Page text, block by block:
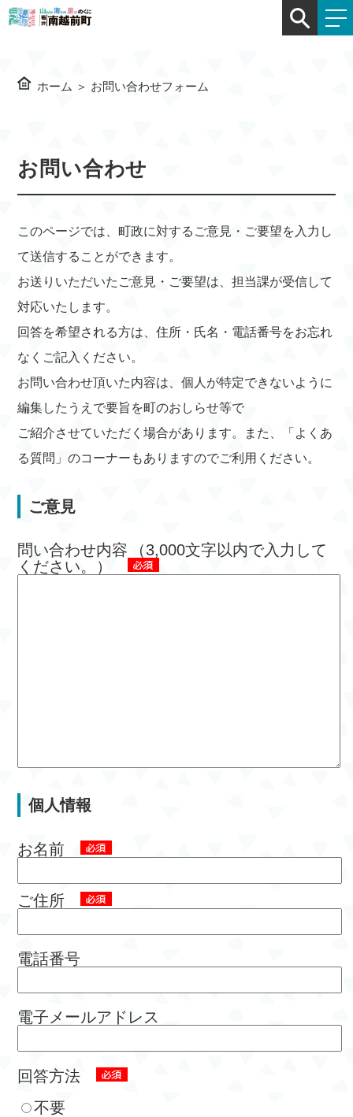
ホーム ＞ お問い合わせフォーム
お問い合わせ
このページでは、町政に対するご意見・ご要望を入力し
て送信することができます。
お送りいただいたご意見・ご要望は、担当課が受信して
対応いたします。
回答を希望される方は、住所・氏名・電話番号をお忘れ
なくご記入ください。
お問い合わせ頂いた内容は、個人が特定できないように
編集したうえで要旨を町のおしらせ等で
ご紹介させていただく場合があります。また、「よくあ
る質問」のコーナーもありますのでご利用ください。
ご意見
問い合わせ内容
（3,000文字以内で入力して
ください。）
個人情報
お名前
ご住所
電話番号
電子メールアドレス
回答方法
不要